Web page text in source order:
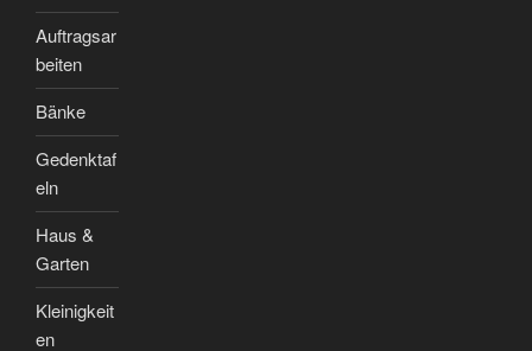
Auftragsar
beiten
Bänke
Gedenktaf
eln
Haus &
Garten
Kleinigkeit
en